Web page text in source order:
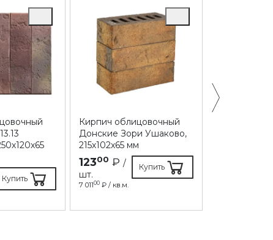
Купить
Кирпич облицовочный
Донские Зори Ушаково,
215х102х65 мм
12300 ₽ /
шт.
7 01100 ₽ / кв.м.
Купить